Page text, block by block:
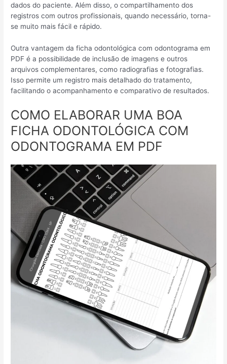
dados do paciente. Além disso, o compartilhamento dos
registros com outros profissionais, quando necessário, torna-
se muito mais fácil e rápido.
Outra vantagem da ficha odontológica com odontograma em
PDF é a possibilidade de inclusão de imagens e outros
arquivos complementares, como radiografias e fotografias.
Isso permite um registro mais detalhado do tratamento,
facilitando o acompanhamento e comparativo de resultados.
COMO ELABORAR UMA BOA
FICHA ODONTOLÓGICA COM
ODONTOGRAMA EM PDF